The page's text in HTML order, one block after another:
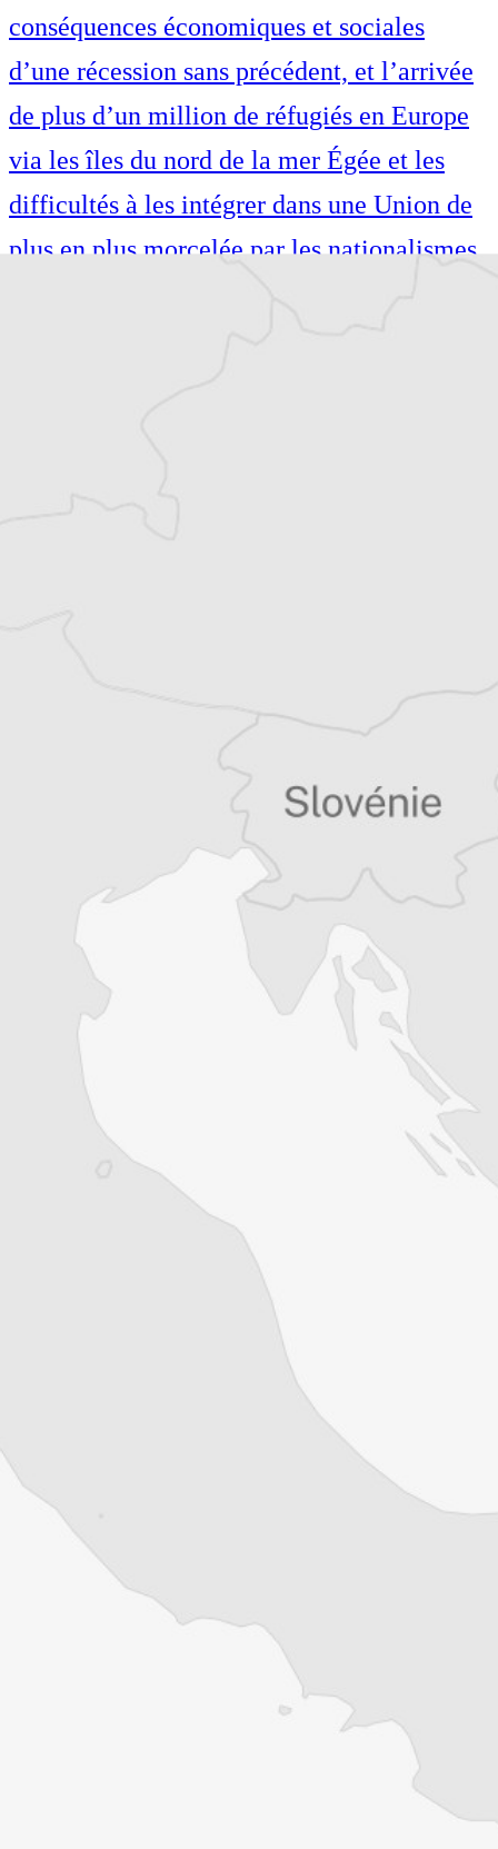
conséquences économiques et sociales
d’une récession sans précédent, et l’arrivée
de plus d’un million de réfugiés en Europe
via les îles du nord de la mer Égée et les
difficultés à les intégrer dans une Union de
plus en plus morcelée par les nationalismes.